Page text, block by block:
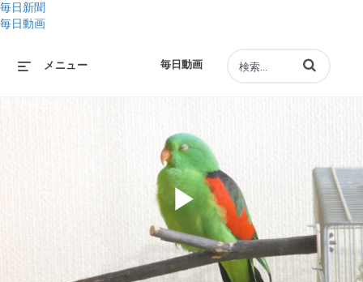
毎日新聞
毎日動画
毎日動画
メニュー 動画の検索語句
Play